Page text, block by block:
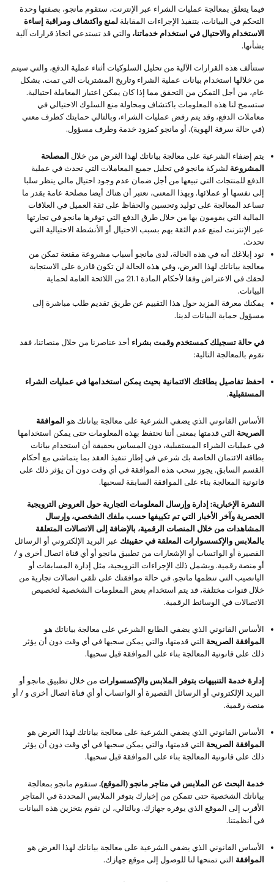
فيما يتعلق بمعالجة عمليات الشراء عبر الإنترنت، ستقوم مانجو، بصفتها وحدة
التحكم في البيانات، بتنفيذ الإجراءات المقابلة لمنع واكتشاف ومراقبة إساءة
الاستخدام والاحتيال في استخدام خدماتنا، والتي قد تستدعي اتخاذ قرارات آلية
بشأنها.
ستتألف هذه القرارات الآلية من تحليل السلوكيات أثناء عملية الدفع، والتي سيتم
من خلالها استخدام بيانات عملية الشراء وتاريخ المشتريات التي تمت، بشكل
عام، من أجل التمكن من التحقق مما إذا كان يمكن اعتبار المعاملة احتيالية.
ستسمح لنا هذه المعلومات باكتشاف ومحاولة منع السلوك الاحتيالي في
معاملات الدفع، وقد يتم رفض عمليات الشراء، وبالتالي حمايتك كطرف معني
(في حالة سرقة الهوية)، أو مانجو كمزود خدمة وطرف مسؤول.
يتم إضفاء الشرعية على معالجة بياناتك لهذا الغرض من خلال المصلحة
المشروعة لشركة مانجو في تحليل جميع المعاملات التي تحدث في عملية
الدفع للمنتجات التي تبيعها من أجل ضمان عدم وجود احتيال مالي ينظر سلبا
إلى نفسها أو عملائها. وبهذا المعنى، نعتبر أن هناك أيضا مصلحة عامة بقدر ما
تساعد المعالجة على توليد وتحسين والحفاظ على ثقة العميل في العلاقات
المالية التي يقومون بها من خلال طرق الدفع التي توفرها مانجو في تجارتها
عبر الإنترنت لمنع عدم الثقة بهم بسبب الاحتيال أو الأنشطة الاحتيالية التي
تحدث.
نود إبلاغك أنه في هذه الحالة، لدى مانجو أسباب مشروعة مقنعة تمكن من
معالجة بياناتك لهذا الغرض، وفي هذه الحالة لن تكون قادرة على الاستجابة
لحقك في الاعتراض وفقا لأحكام المادة 21.1 من اللائحة العامة لحماية
البيانات.
يمكنك معرفة المزيد حول هذا التقييم عن طريق تقديم طلب مباشرة إلى
مسؤول حماية البيانات لدينا.
في حالة تسجيلك كمستخدم وقمت بشراء أحد عناصرنا من خلال منصاتنا، فقد
نقوم بالمعالجة التالية:
احفظ تفاصيل بطاقتك الائتمانية بحيث يمكن استخدامها في عمليات الشراء
المستقبلية.
الأساس القانوني الذي يضفي الشرعية على معالجة بياناتك هو الموافقة
الصريحة التي قدمتها بمعنى أننا نحتفظ بهذه المعلومات حتى يمكن استخدامها
في عمليات الشراء المستقبلية، دون المساس بحقيقة أن استخدام بيانات
بطاقة الائتمان الخاصة بك شرعي في إطار تنفيذ العقد بما يتماشى مع أحكام
القسم السابق. يجوز سحب هذه الموافقة في أي وقت دون أن يؤثر ذلك على
قانونية المعالجة بناء على الموافقة السابقة لسحبها.
النشرة الإخبارية: إدارة وإرسال المعلومات التجارية حول العروض الترويجية
الحصرية وآخر الأخبار التي تم تكييفها حسب ملفك الشخصي، وإرسال
المشاهدات من خلال المنصات الرقمية، بالإضافة إلى الاتصالات المتعلقة
بالملابس والإكسسوارات المعلقة في حقيبتك عبر البريد الإلكتروني أو الرسائل
القصيرة أو الواتساب أو الإشعارات من تطبيق مانجو أو أي قناة اتصال أخرى و /
أو منصة رقمية. ويشمل ذلك الإجراءات الترويجية، مثل إدارة المسابقات أو
اليانصيب التي تنظمها مانجو. في حالة موافقتك على تلقي اتصالات تجارية من
خلال قنوات مختلفة، قد يتم استخدام بعض المعلومات الشخصية لتخصيص
الاتصالات في الوسائط الرقمية.
الأساس القانوني الذي يضفي الطابع الشرعي على معالجة بياناتك هو
الموافقة الصريحة التي قدمتها، والتي يمكن سحبها في أي وقت دون أن يؤثر
ذلك على قانونية المعالجة بناء على الموافقة قبل سحبها.
إدارة خدمة التنبيهات بتوفر الملابس والإكسسوارات من خلال تطبيق مانجو أو
البريد الإلكتروني أو الرسائل القصيرة أو الواتساب أو أي قناة اتصال أخرى و / أو
منصة رقمية.
الأساس القانوني الذي يضفي الشرعية على معالجة بياناتك لهذا الغرض هو
الموافقة الصريحة التي قدمتها، والتي يمكن سحبها في أي وقت دون أن يؤثر
ذلك على قانونية المعالجة بناء على الموافقة قبل سحبها.
خدمة البحث عن الملابس في متاجر مانجو (الموقع). ستقوم مانجو بمعالجة
بياناتك الشخصية حتى تتمكن من إخبارك بتوفر الملابس المحددة في المتاجر
الأقرب إلى الموقع الذي يوفره جهازك. وبالتالي، لن نقوم بتخزين هذه البيانات
في أنظمتنا.
الأساس القانوني الذي يضفي الشرعية على معالجة بياناتك لهذا الغرض هو
الموافقة التي تمنحها لنا للوصول إلى موقع جهازك.